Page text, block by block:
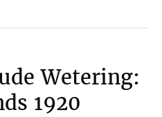
Wetering:
1920